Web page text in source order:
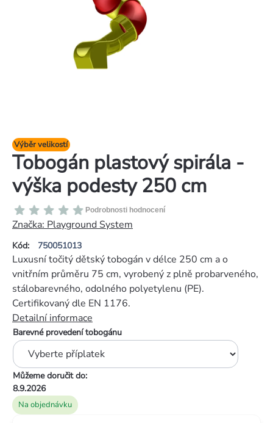
Výběr velikostí
Tobogán plastový spirála -
výška podesty 250 cm
Kód: 750051013
Průměrné
hodnocení
produktu
je
0,0
5
hvězdiček.
Podrobnosti hodnocení
Značka: Playground System
Na objednávku
Barevné provedení tobogánu
Můžeme doručit do:
8.9.2026
Luxusní točitý dětský tobogán v délce 250 cm a o
vnitřním průměru 75 cm, vyrobený z plně probarveného,
stálobarevného, odolného polyetylenu (PE).
Certifikovaný dle EN 1176.
Detailní informace